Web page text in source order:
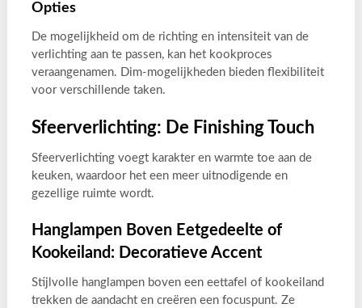
Opties
De mogelijkheid om de richting en intensiteit van de
verlichting aan te passen, kan het kookproces
veraangenamen. Dim-mogelijkheden bieden flexibiliteit
voor verschillende taken.
Sfeerverlichting: De Finishing Touch
Sfeerverlichting voegt karakter en warmte toe aan de
keuken, waardoor het een meer uitnodigende en
gezellige ruimte wordt.
Hanglampen Boven Eetgedeelte of
Kookeiland: Decoratieve Accent
Stijlvolle hanglampen boven een eettafel of kookeiland
trekken de aandacht en creëren een focuspunt. Ze